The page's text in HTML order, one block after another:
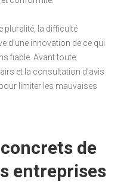
pluralité, la difficulté
d’une innovation de ce qui
fiable. Avant toute
et la consultation d’avis
limiter les mauvaises
de
entreprises